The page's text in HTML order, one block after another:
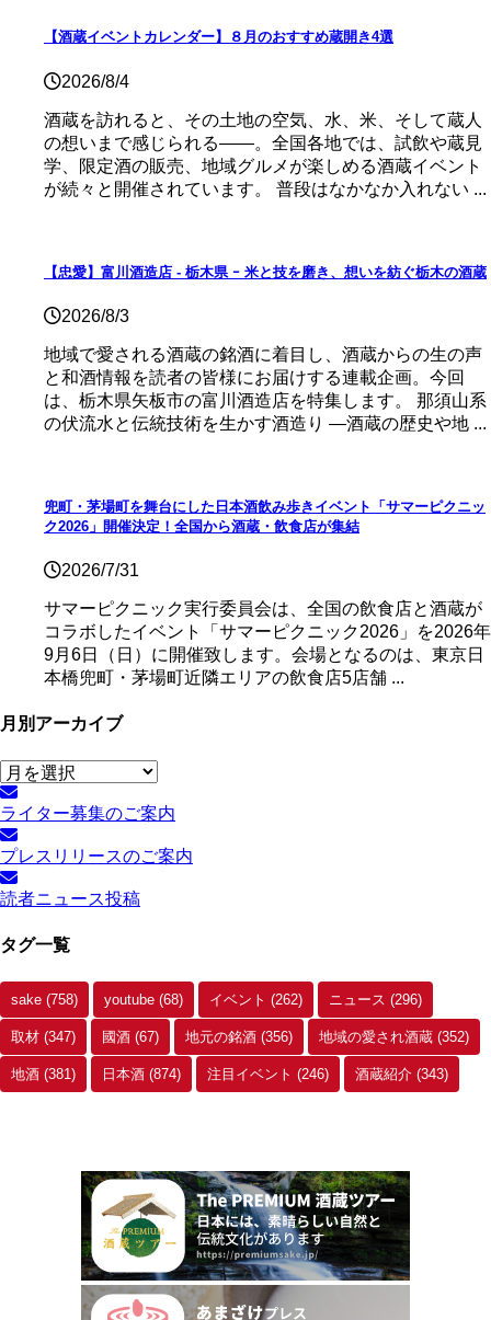
【酒蔵イベントカレンダー】８月のおすすめ蔵開き4選
2026/8/4
酒蔵を訪れると、その土地の空気、水、米、そして蔵人
の想いまで感じられる——。全国各地では、試飲や蔵見
学、限定酒の販売、地域グルメが楽しめる酒蔵イベント
が続々と開催されています。 普段はなかなか入れない ...
【忠愛】富川酒造店 ‐ 栃木県 ｰ 米と技を磨き、想いを紡ぐ栃木の酒蔵
2026/8/3
地域で愛される酒蔵の銘酒に着目し、酒蔵からの生の声
と和酒情報を読者の皆様にお届けする連載企画。今回
は、栃木県矢板市の富川酒造店を特集します。 那須山系
の伏流水と伝統技術を生かす酒造り ―酒蔵の歴史や地 ...
兜町・茅場町を舞台にした日本酒飲み歩きイベント「サマーピクニッ
ク2026」開催決定！全国から酒蔵・飲食店が集結
2026/7/31
サマーピクニック実⾏委員会は、全国の飲⾷店と酒蔵が
コラボしたイベント「サマーピクニック2026」を2026年
9月6日（日）に開催致します。会場となるのは、東京日
本橋兜町・茅場町近隣エリアの飲食店5店舗 ...
月別アーカイブ
月
別
ア
ー
カ
イ
ブ
ライター募集のご案内
プレスリリースのご案内
読者ニュース投稿
タグ一覧
sake (758) youtube (68) イベント (262) ニュース (296)
取材 (347) 國酒 (67) 地元の銘酒 (356) 地域の愛され酒蔵 (352)
地酒 (381) 日本酒 (874) 注目イベント (246) 酒蔵紹介 (343)